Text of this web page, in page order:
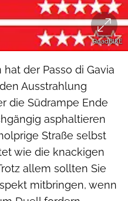
RoadBIKE
der Passo di Gavia
Ausstrahlung
die Südrampe Ende
asphaltieren
Straße selbst
wie die knackigen
allem sollten Sie
mitbringen, wenn